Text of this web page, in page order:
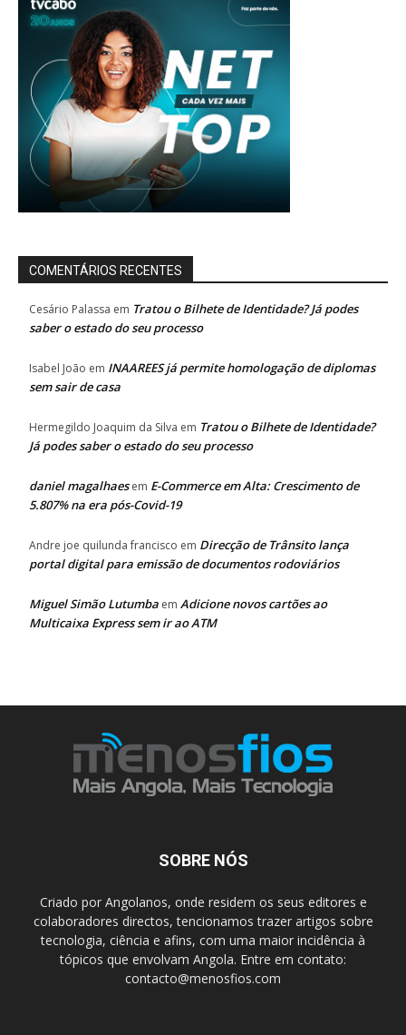
COMENTÁRIOS RECENTES
Cesário Palassa em Tratou o Bilhete de Identidade? Já podes
saber o estado do seu processo
Isabel João em INAAREES já permite homologação de diplomas
sem sair de casa
Hermegildo Joaquim da Silva em Tratou o Bilhete de Identidade?
Já podes saber o estado do seu processo
daniel magalhaesem E-Commerce em Alta: Crescimento de
5.807% na era pós-Covid-19
Andre joe quilunda francisco em Direcção de Trânsito lança
portal digital para emissão de documentos rodoviários
Miguel Simão Lutumba em Adicione novos cartões ao
Multicaixa Express sem ir ao ATM
SOBRE NÓS
Criado por Angolanos, onde residem os seus editores e
colaboradores directos, tencionamos trazer artigos sobre
tecnologia, ciência e afins, com uma maior incidência à
tópicos que envolvam Angola. Entre em contato:
contacto@menosfios.com